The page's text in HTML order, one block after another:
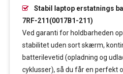
Stabil laptop erstatnings
7RF-211(0017B1-211)
Ved garanti for holdbarheden
stabilitet uden sort skærm,
batterilevetid (opladning og
cyklusser), så du får en perfekt